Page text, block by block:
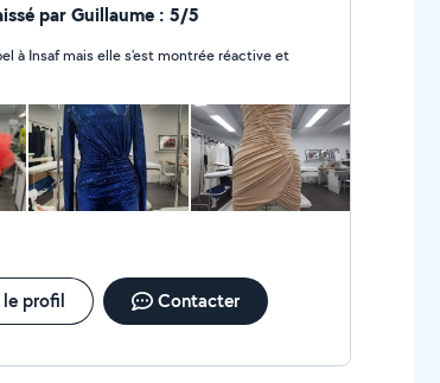
et couture de tout type de
de zip,rideaux,ourlet Djean etc.
par Guillaume : 5/5
à Insaf mais elle s'est montrée réactive et
le profil Contacter